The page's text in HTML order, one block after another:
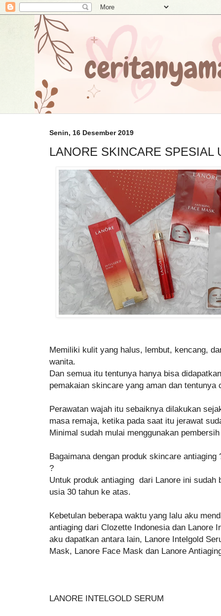
Senin, 16 Desember 2019
LANORE SKINCARE SPESIAL
Memiliki kulit yang halus, lembut, kencang,
wanita.
Dan semua itu tentunya hanya bisa
pemakaian skincare yang aman dan
Perawatan wajah itu sebaiknya dilakukan
masa remaja, ketika pada saat itu jerawat
Minimal sudah mulai menggunakan
Bagaimana dengan produk skincare
?
Untuk produk antiaging dari Lanore ini sudah
usia 30 tahun ke atas.
Kebetulan beberapa waktu yang lalu aku
antiaging dari Clozette Indonesia dan Lanore
aku dapatkan antara lain, Lanore Intelgold
Mask, Lanore Face Mask dan Lanore
LANORE INTELGOLD SERUM